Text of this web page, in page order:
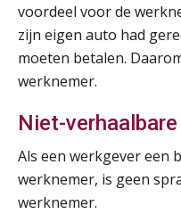
voordeel voor de
zijn eigen auto had
moeten betalen.
werknemer.
Niet-
Als een werkgever een
werknemer, is geen
werknemer.
28
AUG
Markus
AUG
Markus
01